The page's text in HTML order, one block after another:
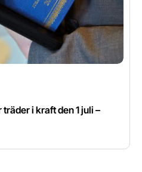
i kraft den 1 juli –